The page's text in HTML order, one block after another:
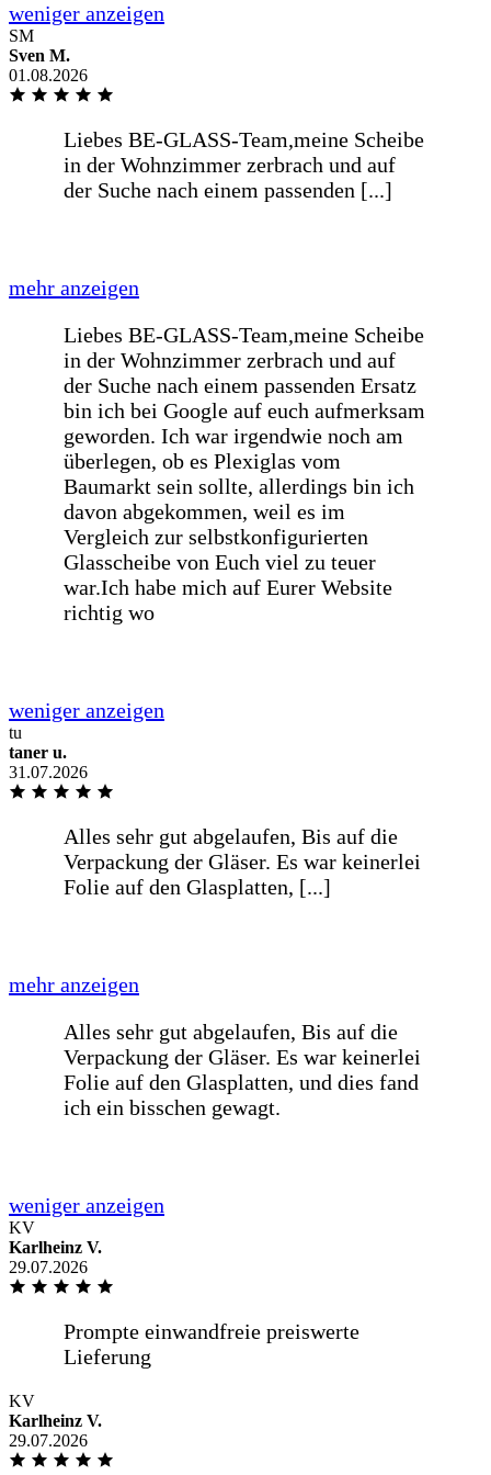
SM
Sven M.
01.08.2026
tu
taner u.
31.07.2026
KV
Karlheinz V.
29.07.2026
Prompte einwandfreie preiswerte
Lieferung
KV
Karlheinz V.
29.07.2026
Wie immer sehr schnelle Lieferung
Danke
Wie immer sehr schnelle Lieferung
Danke
Alles super gelaufen, von der Bestellung
Na
Kompetent freundlich
war alles Wunderbar. Gerne wieder...